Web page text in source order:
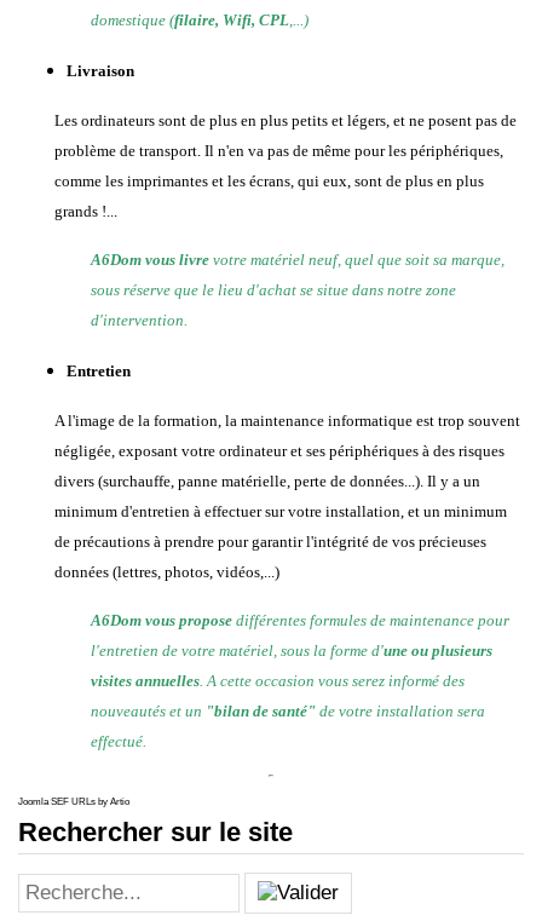
domestique (filaire, Wifi, CPL ,...)
Livraison
Les ordinateurs sont de plus en plus petits et légers, et ne posent pas de
problème de transport. Il n'en va pas de même pour les périphériques,
comme les imprimantes et les écrans, qui eux, sont de plus en plus
grands !...
A6Dom vous livre votre matériel neuf, quel que soit sa marque,
sous réserve que le lieu d'achat se situe dans notre zone
d'intervention.
Entretien
A l'image de la formation, la maintenance informatique est trop souvent
négligée, exposant votre ordinateur et ses périphériques à des risques
divers (surchauffe, panne matérielle, perte de données...). Il y a un
minimum d'entretien à effectuer sur votre installation, et un minimum
de précautions à prendre pour garantir l'intégrité de vos précieuses
données (lettres, photos, vidéos,...)
A6Dom vous propose différentes formules de maintenance pour
l'entretien de votre matériel, sous la forme d'une ou plusieurs
visites annuelles . A cette occasion vous serez informé des
nouveautés et un "bilan de santé" de votre installation sera
effectué.
Joomla SEF URLs by Artio
Rechercher sur le site